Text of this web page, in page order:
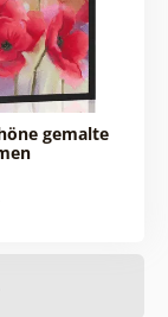
gemalte